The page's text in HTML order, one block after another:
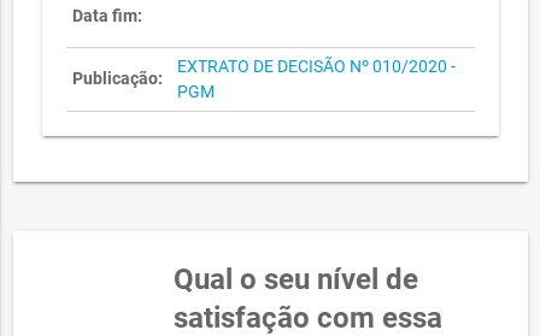
Data fim:
Publicação:
EXTRATO DE DECISÃO Nº 010/2020 -
PGM
Qual o seu nível de
satisfação com essa